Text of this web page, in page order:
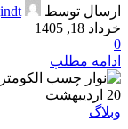
ارسال توسط
خرداد 18, 1405
0
ادامه مطلب
20 اردیبهشت
وبلاگ